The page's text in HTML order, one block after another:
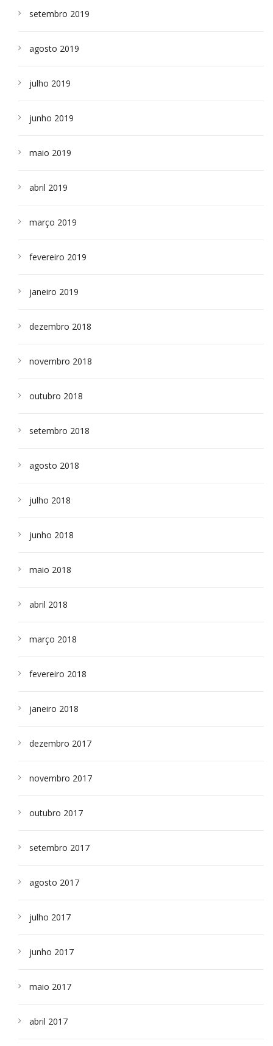
setembro 2019
agosto 2019
julho 2019
junho 2019
maio 2019
abril 2019
março 2019
fevereiro 2019
janeiro 2019
dezembro 2018
novembro 2018
outubro 2018
setembro 2018
agosto 2018
julho 2018
junho 2018
maio 2018
abril 2018
março 2018
fevereiro 2018
janeiro 2018
dezembro 2017
novembro 2017
outubro 2017
setembro 2017
agosto 2017
julho 2017
junho 2017
maio 2017
abril 2017